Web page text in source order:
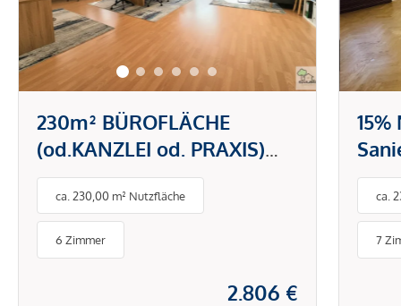
230m² BÜROFLÄCHE
(od.KANZLEI od. PRAXIS)
MIT 2 TERRASSEN--
NETTOMIETE EUR 2800,-
INKL. HEIZKOSTEN und BK
ca. 230,00 m² Nutzfläche
6 Zimmer
2.806 €
ca.
7